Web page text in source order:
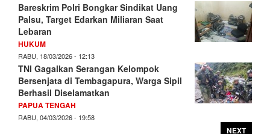
Bareskrim Polri Bongkar Sindikat Uang
Palsu, Target Edarkan Miliaran Saat
Lebaran
HUKUM
RABU, 18/03/2026 - 12:13
TNI Gagalkan Serangan Kelompok
Bersenjata di Tembagapura, Warga Sipil
Berhasil Diselamatkan
PAPUA TENGAH
RABU, 04/03/2026 - 19:58
NEXT